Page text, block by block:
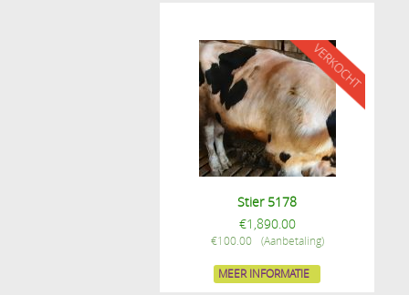
Stier 5178
€1,890.00
€100.00
MEER INFORMATIE